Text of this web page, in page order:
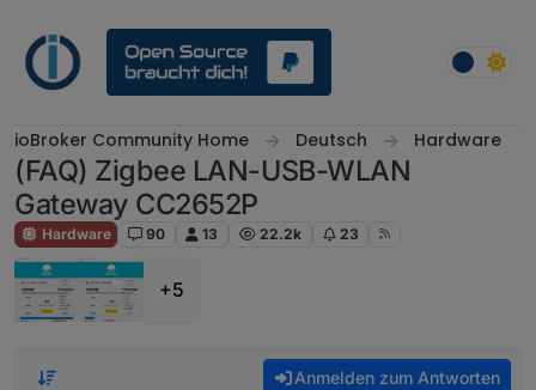
ioBroker Community Home Deutsch Hardware
(FAQ) Zigbee LAN-USB-WLAN
Gateway CC2652P
Hardware 90 13 22.2k 23
+5
Anmelden zum Antworten